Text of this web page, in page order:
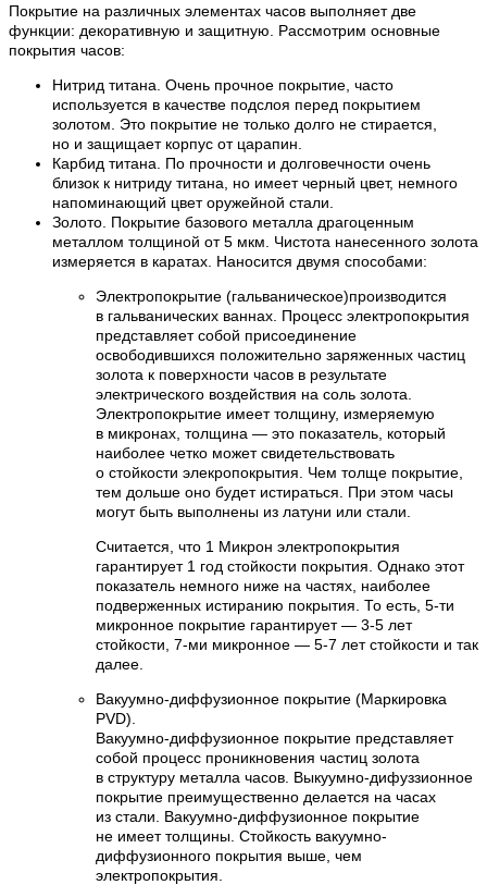
Покрытие на различных элементах часов выполняет две
функции: декоративную и защитную. Рассмотрим основные
покрытия часов:
Нитрид титана. Очень прочное покрытие, часто
используется в качестве подслоя перед покрытием
золотом. Это покрытие не только долго не стирается,
но и защищает корпус от царапин.
Карбид титана. По прочности и долговечности очень
близок к нитриду титана, но имеет черный цвет, немного
напоминающий цвет оружейной стали.
Золото. Покрытие базового металла драгоценным
металлом толщиной от 5 мкм. Чистота нанесенного золота
измеряется в каратах. Наносится двумя способами:
Электропокрытие (гальваническое)производится
в гальванических ваннах. Процесс электропокрытия
представляет собой присоединение
освободившихся положительно заряженных частиц
золота к поверхности часов в результате
электрического воздействия на соль золота.
Электропокрытие имеет толщину, измеряемую
в микронах, толщина — это показатель, который
наиболее четко может свидетельствовать
о стойкости элекропокрытия. Чем толще покрытие,
тем дольше оно будет истираться. При этом часы
могут быть выполнены из латуни или стали.
Считается, что 1 Микрон электропокрытия
гарантирует 1 год стойкости покрытия. Однако этот
показатель немного ниже на частях, наиболее
подверженных истиранию покрытия. То есть, 5-ти
микронное покрытие гарантирует — 3-5 лет
стойкости, 7-ми микронное — 5-7 лет стойкости и так
далее.
Вакуумно-диффузионное покрытие (Маркировка
PVD).
Вакуумно-диффузионное покрытие представляет
собой процесс проникновения частиц золота
в структуру металла часов. Выкуумно-дифуззионное
покрытие преимущественно делается на часах
из стали. Вакуумно-диффузионное покрытие
не имеет толщины. Стойкость вакуумно-
диффузионного покрытия выше, чем
электропокрытия.